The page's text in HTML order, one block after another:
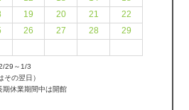
19 20 21
22
26 27 28
29
29～1/3
その翌日）
休業期間中は開館